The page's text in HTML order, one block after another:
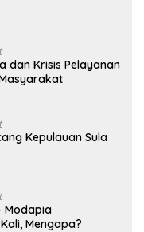
dan Krisis Pelayanan
Kepulauan Sula
Modapia
Mengapa?